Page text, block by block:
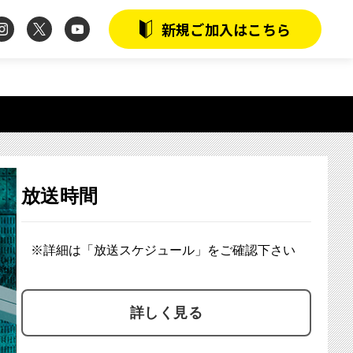
instagramtwitter youtube 新規ご加入はこちら
放送時間
※詳細は「放送スケジュール」をご確認下さい
詳しく見る